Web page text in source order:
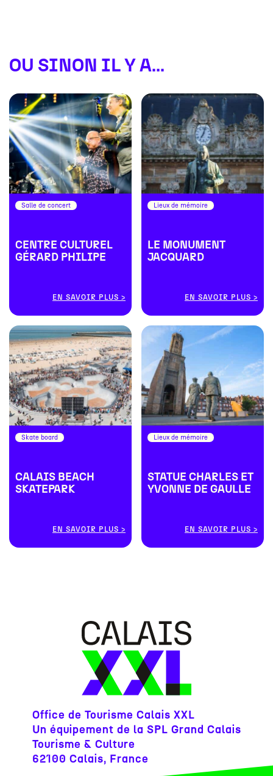
OU SINON IL Y A...
Salle de concert
CENTRE CULTUREL
GÉRARD PHILIPE
EN SAVOIR PLUS
Lieux de mémoire
LE MONUMENT
JACQUARD
EN SAVOIR PLUS
Skate board
CALAIS BEACH
SKATEPARK
EN SAVOIR PLUS
Lieux de mémoire
STATUE CHARLES ET
YVONNE DE GAULLE
EN SAVOIR PLUS
Office de Tourisme Calais XXL
Un équipement de la SPL Grand Calais
Tourisme & Culture
62100 Calais, France